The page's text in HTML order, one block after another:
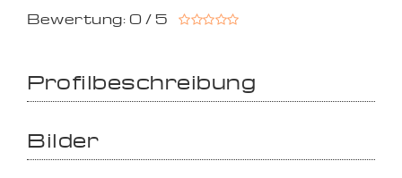
Bewertung: 0 / 5
Profilbeschreibung
Bilder